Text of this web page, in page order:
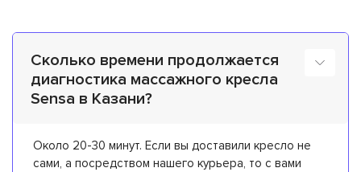
Сколько времени продолжается
диагностика массажного кресла
Sensa в Казани?
Около 20-30 минут. Если вы доставили кресло не
сами, а посредством нашего курьера, то с вами